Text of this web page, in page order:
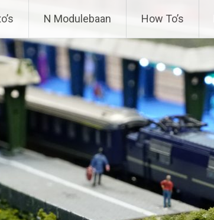
N Modulebaan How To’s